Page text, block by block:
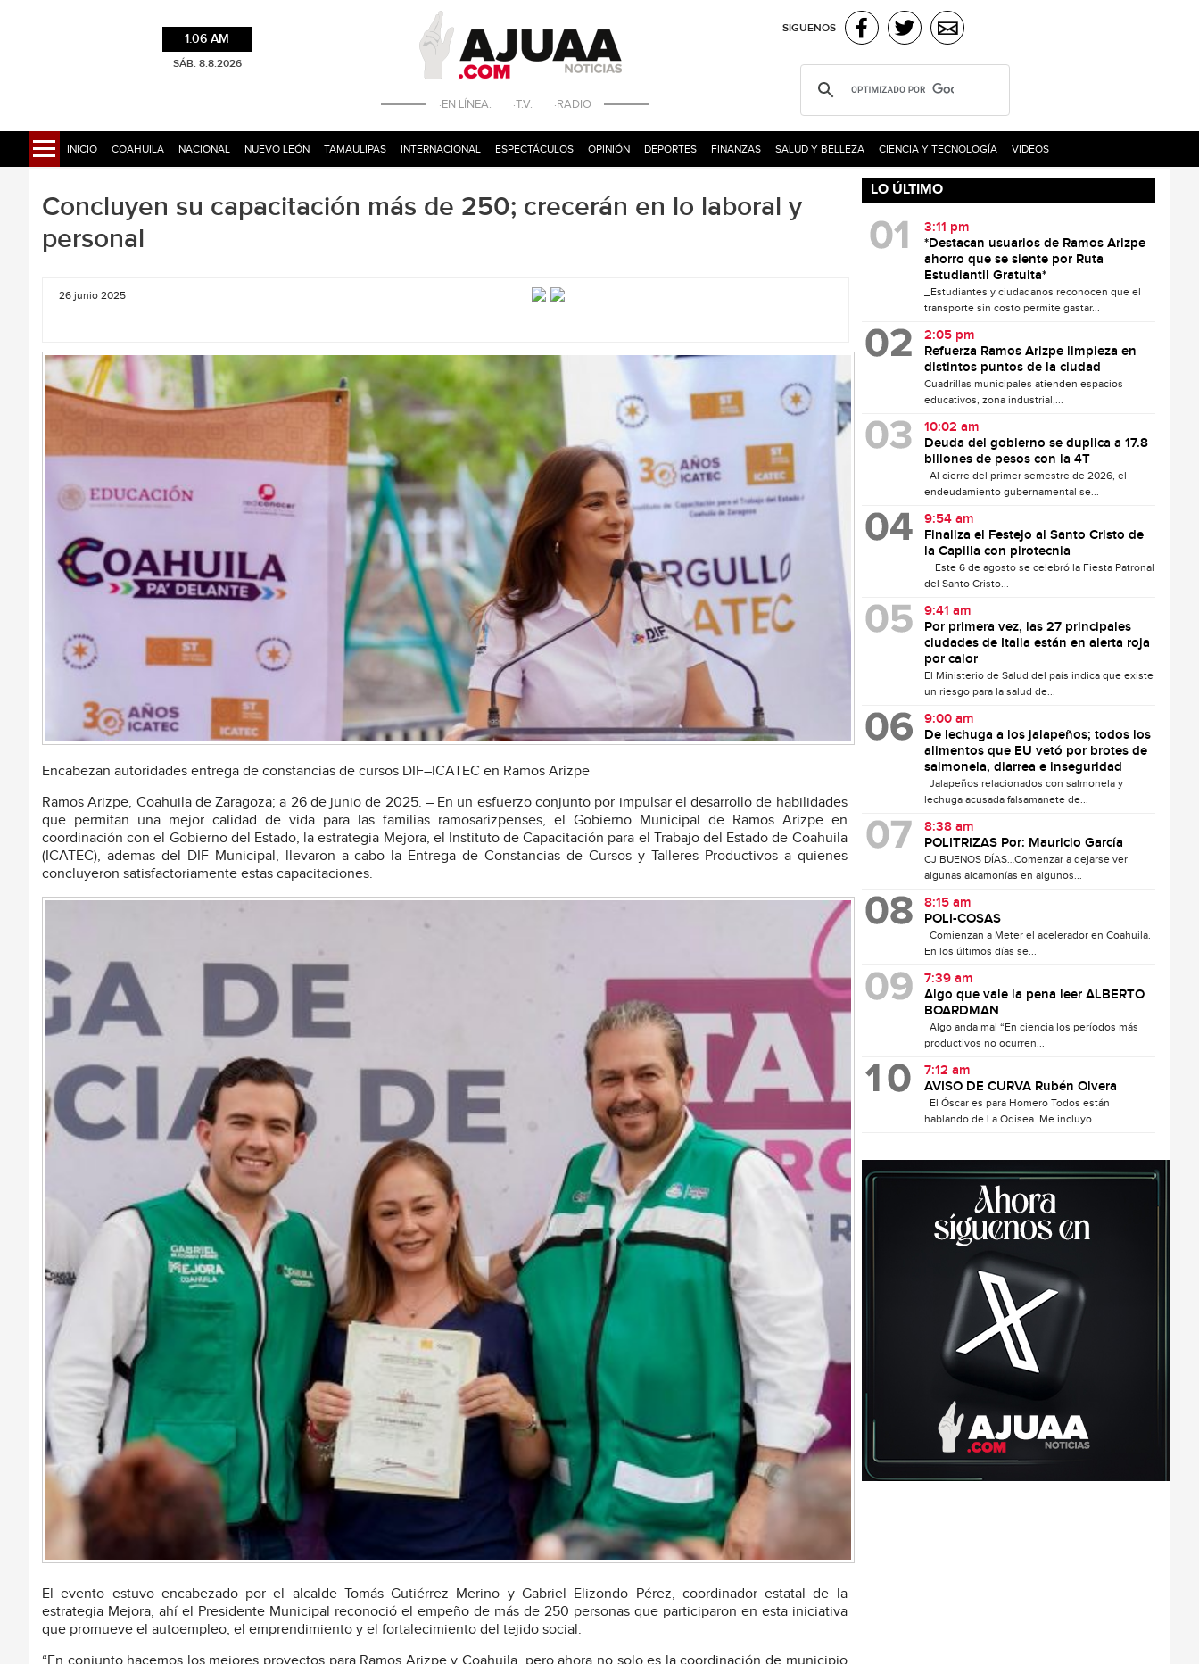
1:06 AM
SÁB. 8.8.2026
·EN LÍNEA. ·T.V. ·RADIO
SIGUENOS
INICIO COAHUILA NACIONAL NUEVO LEÓN TAMAULIPAS INTERNACIONAL ESPECTÁCULOS OPINIÓN DEPORTES FINANZAS SALUD Y BELLEZA CIENCIA Y TECNOLOGÍA VIDEOS
Concluyen su capacitación más de 250; crecerán en lo laboral y
personal
26 junio 2025
Encabezan autoridades entrega de constancias de cursos DIF–ICATEC en Ramos Arizpe
Ramos Arizpe, Coahuila de Zaragoza; a 26 de junio de 2025. – En un esfuerzo conjunto por impulsar el desarrollo de habilidades
que permitan una mejor calidad de vida para las familias ramosarizpenses, el Gobierno Municipal de Ramos Arizpe en
coordinación con el Gobierno del Estado, la estrategia Mejora, el Instituto de Capacitación para el Trabajo del Estado de Coahuila
(ICATEC), ademas del DIF Municipal, llevaron a cabo la Entrega de Constancias de Cursos y Talleres Productivos a quienes
concluyeron satisfactoriamente estas capacitaciones.
El evento estuvo encabezado por el alcalde Tomás Gutiérrez Merino y Gabriel Elizondo Pérez, coordinador estatal de la
estrategia Mejora, ahí el Presidente Municipal reconoció el empeño de más de 250 personas que participaron en esta iniciativa
que promueve el autoempleo, el emprendimiento y el fortalecimiento del tejido social.
“En conjunto hacemos los mejores proyectos para Ramos Arizpe y Coahuila, pero ahora no solo es la coordinación de municipio
LO ÚLTIMO
3:11 pm
*Destacan usuarios de Ramos Arizpe
ahorro que se siente por Ruta
Estudiantil Gratuita*
_Estudiantes y ciudadanos reconocen que el
transporte sin costo permite gastar...
2:05 pm
Refuerza Ramos Arizpe limpieza en
distintos puntos de la ciudad
Cuadrillas municipales atienden espacios
educativos, zona industrial,...
10:02 am
Deuda del gobierno se duplica a 17.8
billones de pesos con la 4T
Al cierre del primer semestre de 2026, el
endeudamiento gubernamental se...
9:54 am
Finaliza el Festejo al Santo Cristo de
la Capilla con pirotecnia
Este 6 de agosto se celebró la Fiesta Patronal
del Santo Cristo...
9:41 am
Por primera vez, las 27 principales
ciudades de Italia están en alerta roja
por calor
El Ministerio de Salud del país indica que existe
un riesgo para la salud de...
9:00 am
De lechuga a los jalapeños; todos los
alimentos que EU vetó por brotes de
salmonela, diarrea e inseguridad
Jalapeños relacionados con salmonela y
lechuga acusada falsamanete de...
8:38 am
POLITRIZAS Por: Mauricio García
CJ BUENOS DÍAS…Comenzar a dejarse ver
algunas alcamonías en algunos...
8:15 am
POLI-COSAS
Comienzan a Meter el acelerador en Coahuila.
En los últimos días se...
7:39 am
Algo que vale la pena leer ALBERTO
BOARDMAN
Algo anda mal “En ciencia los períodos más
productivos no ocurren...
7:12 am
AVISO DE CURVA Rubén Olvera
El Óscar es para Homero Todos están
hablando de La Odisea. Me incluyo....